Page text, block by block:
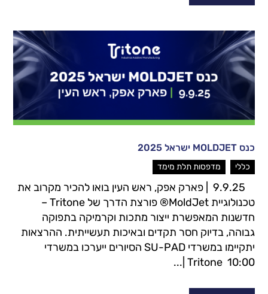
כנס MOLDJET ישראל 2025
כללי מדפסות תלת מימד
9.9.25 | פארק אפק, ראש העין בואו להכיר מקרוב את
טכנולוגיית MoldJet® פורצת הדרך של Tritone –
חדשנות המאפשרת ייצור מתכות וקרמיקה בתפוקה
גבוהה, בדיוק חסר תקדים ובאיכות תעשייתית. ההרצאות
יתקיימו במשרדי SU-PAD הסיורים ייערכו במשרדי
Tritone 10:00 |...